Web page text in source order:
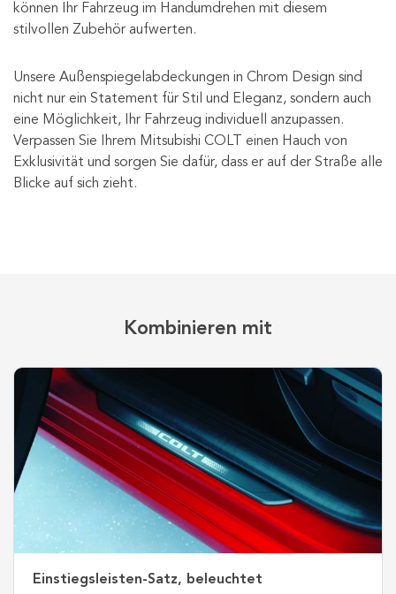
können Ihr Fahrzeug im Handumdrehen mit diesem
stilvollen Zubehör aufwerten.
Unsere Außenspiegelabdeckungen in Chrom Design sind
nicht nur ein Statement für Stil und Eleganz, sondern auch
eine Möglichkeit, Ihr Fahrzeug individuell anzupassen.
Verpassen Sie Ihrem Mitsubishi COLT einen Hauch von
Exklusivität und sorgen Sie dafür, dass er auf der Straße alle
Blicke auf sich zieht.
Kombinieren mit
Einstiegsleisten-Satz, beleuchtet